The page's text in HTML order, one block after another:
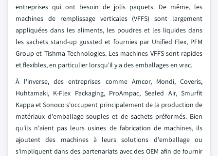
entreprises qui ont besoin de jolis paquets. De même, les
machines de remplissage verticales (VFFS) sont largement
appliquées dans les aliments, les poudres et les liquides dans
les sachets stand-up gussted et fournies par Unified Flex, PFM
Group et Tishma Technologies. Les machines VFFS sont rapides
et flexibles, en particulier lorsqu'il y a des emballages en vrac.
À l'inverse, des entreprises comme Amcor, Mondi, Coveris,
Huhtamaki, K-Flex Packaging, ProAmpac, Sealed Air, Smurfit
Kappa et Sonoco s'occupent principalement de la production de
matériaux d'emballage souples et de sachets préformés. Bien
qu'ils n'aient pas leurs usines de fabrication de machines, ils
ajoutent des machines à leurs solutions d'emballage ou
s'impliquent dans des partenariats avec des OEM afin de fournir